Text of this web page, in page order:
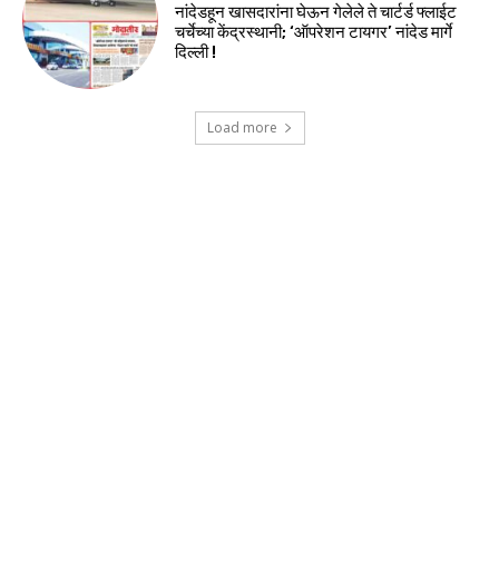
नांदेडहून खासदारांना घेऊन गेलेले ते चार्टर्ड फ्लाईट
चर्चेच्या केंद्रस्थानी; ‘ऑपरेशन टायगर’ नांदेड मार्गे
दिल्ली !
Load more